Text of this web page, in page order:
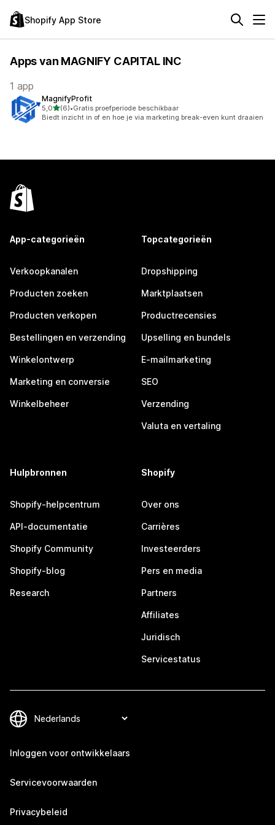
Shopify App Store
Apps van MAGNIFY CAPITAL INC
1 app
MagnifyProfit
5,0van 5 sterren
(6)
6 recensies in totaal
•Gratis proefperiode beschikbaar
Biedt inzicht in of en hoe je via marketing break-even kunt draaien
App-categorieën
Verkoopkanalen
Producten zoeken
Producten verkopen
Bestellingen en verzending
Winkelontwerp
Marketing en conversie
Winkelbeheer
Topcategorieën
Dropshipping
Marktplaatsen
Productrecensies
Upselling en bundels
E-mailmarketing
SEO
Verzending
Valuta en vertaling
Hulpbronnen
Shopify-helpcentrum
API-documentatie
Shopify Community
Shopify-blog
Research
Shopify
Over ons
Carrières
Investeerders
Pers en media
Partners
Affiliates
Juridisch
Servicestatus
Inloggen voor ontwikkelaars
Servicevoorwaarden
Privacybeleid